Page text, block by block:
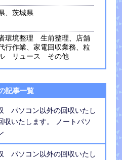
、茨城県
環境整理 生前整理、店舗
行作業、家電回収業務、粒
リュース その他
記事一覧
パソコン以外の回収いたし
いたします。 ノートパソ
パソコン以外の回収いたし